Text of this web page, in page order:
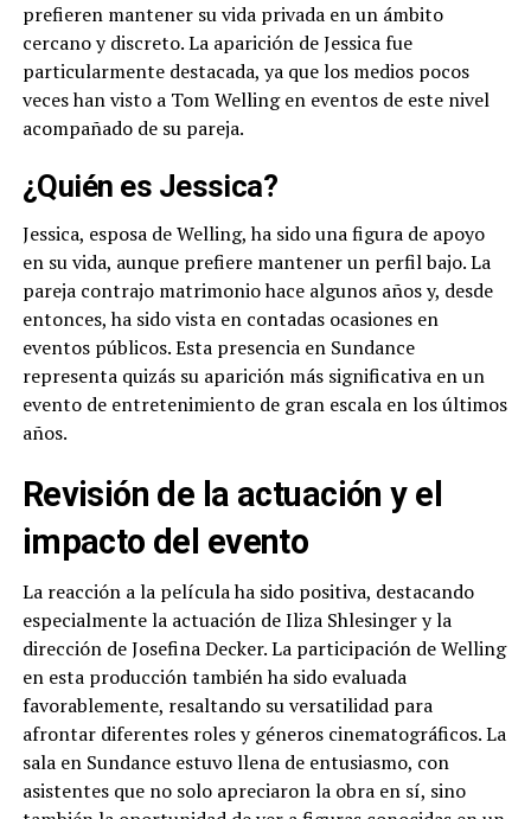
prefieren mantener su vida privada en un ámbito
cercano y discreto. La aparición de Jessica fue
particularmente destacada, ya que los medios pocos
veces han visto a Tom Welling en eventos de este nivel
acompañado de su pareja.
¿Quién es Jessica?
Jessica, esposa de Welling, ha sido una figura de apoyo
en su vida, aunque prefiere mantener un perfil bajo. La
pareja contrajo matrimonio hace algunos años y, desde
entonces, ha sido vista en contadas ocasiones en
eventos públicos. Esta presencia en Sundance
representa quizás su aparición más significativa en un
evento de entretenimiento de gran escala en los últimos
años.
Revisión de la actuación y el
impacto del evento
La reacción a la película ha sido positiva, destacando
especialmente la actuación de Iliza Shlesinger y la
dirección de Josefina Decker. La participación de Welling
en esta producción también ha sido evaluada
favorablemente, resaltando su versatilidad para
afrontar diferentes roles y géneros cinematográficos. La
sala en Sundance estuvo llena de entusiasmo, con
asistentes que no solo apreciaron la obra en sí, sino